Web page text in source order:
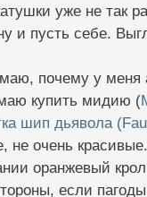
уже не так
и пусть себе.
почему у
купить мидию (
шип дьявола
не очень красивые.
оранжевый
если